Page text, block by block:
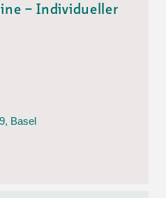
– Individueller
Basel